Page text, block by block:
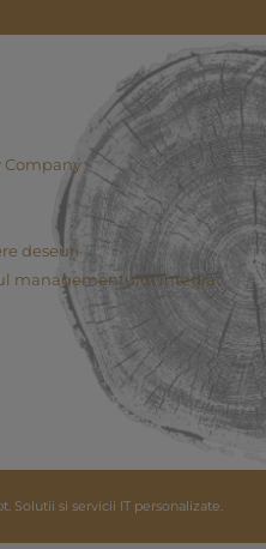
Company
deseuri
managementului integrat
Solutii si servicii IT personalizate.